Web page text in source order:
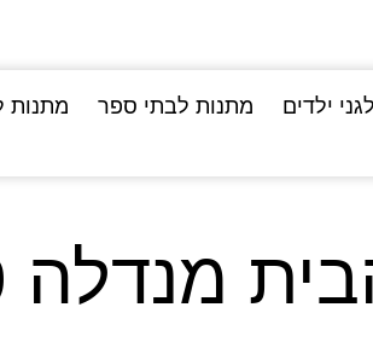
ילדים מתנות לבתי ספר מתנות
מנדלה